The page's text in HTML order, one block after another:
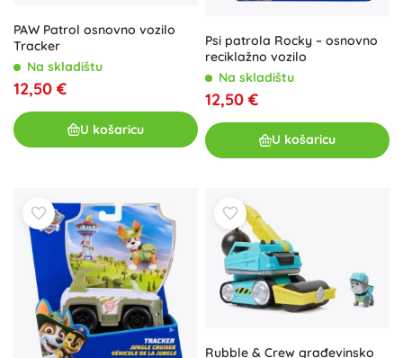
PAW Patrol osnovno vozilo
Tracker
Na skladištu
12,50 €
U košaricu
Psi patrola Rocky – osnovno
reciklažno vozilo
Na skladištu
12,50 €
U košaricu
Rubble & Crew građevinsko